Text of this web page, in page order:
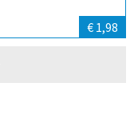
€ 1,98